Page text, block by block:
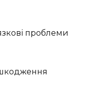
проблеми